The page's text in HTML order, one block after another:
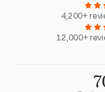
4,200+
12,000+